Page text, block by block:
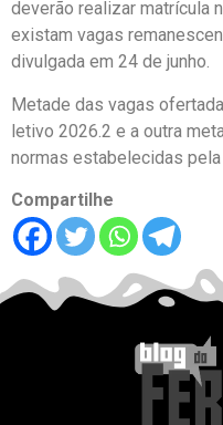
deverão realizar matrícula
existam vagas
divulgada em 24 de junho.
Metade das vagas
letivo 2026.2 e a outra
normas estabelecidas pela
Compartilhe